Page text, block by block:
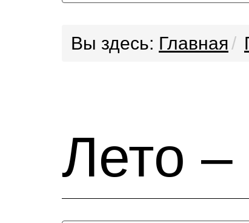
Вы здесь: Главная
Лето